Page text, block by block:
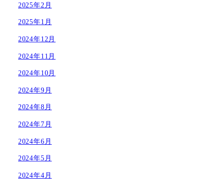
2025年2月
2025年1月
2024年12月
2024年11月
2024年10月
2024年9月
2024年8月
2024年7月
2024年6月
2024年5月
2024年4月